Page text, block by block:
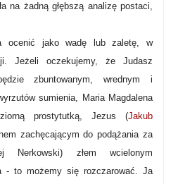
na żadną głębszą analizę postaci,
ocenić jako wadę lub zaletę, w
Jeżeli oczekujemy, że Judasz
zbuntowanym, wrednym i
sumienia, Maria Magdalena
prostytutką, Jezus (Jakub
zachęcającym do podążania za
złem wcielonym
- to możemy się rozczarować. Ja